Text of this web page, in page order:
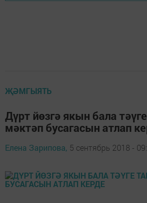
ҖӘМГЫЯТЬ
Дүрт йөзгә якын бала
мәктәп бусагасын атлап
Елена Зарипова, 5 сентябрь 2018 -